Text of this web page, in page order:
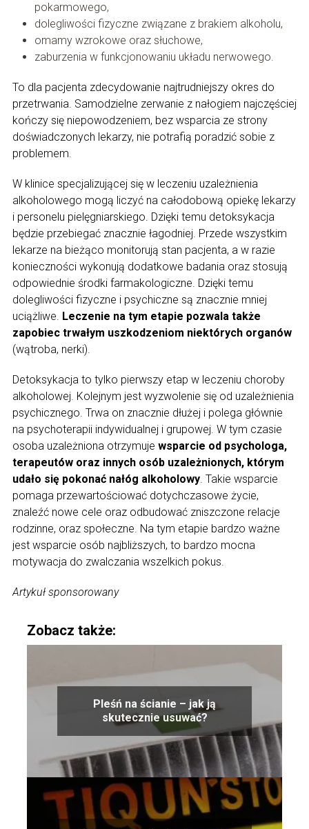
pokarmowego,
dolegliwości fizyczne związane z brakiem alkoholu,
omamy wzrokowe oraz słuchowe,
zaburzenia w funkcjonowaniu układu nerwowego.
To dla pacjenta zdecydowanie najtrudniejszy okres do
przetrwania. Samodzielne zerwanie z nałogiem najczęściej
kończy się niepowodzeniem, bez wsparcia ze strony
doświadczonych lekarzy, nie potrafią poradzić sobie z
problemem.
W klinice specjalizującej się w leczeniu uzależnienia
alkoholowego mogą liczyć na całodobową opiekę lekarzy
i personelu pielęgniarskiego. Dzięki temu detoksykacja
będzie przebiegać znacznie łagodniej. Przede wszystkim
lekarze na bieżąco monitorują stan pacjenta, a w razie
konieczności wykonują dodatkowe badania oraz stosują
odpowiednie środki farmakologiczne. Dzięki temu
dolegliwości fizyczne i psychiczne są znacznie mniej
uciążliwe. Leczenie na tym etapie pozwala także
zapobiec trwałym uszkodzeniom niektórych organów
(wątroba, nerki).
Detoksykacja to tylko pierwszy etap w leczeniu choroby
alkoholowej. Kolejnym jest wyzwolenie się od uzależnienia
psychicznego. Trwa on znacznie dłużej i polega głównie
na psychoterapii indywidualnej i grupowej. W tym czasie
osoba uzależniona otrzymuje wsparcie od psychologa,
terapeutów oraz innych osób uzależnionych, którym
udało się pokonać nałóg alkoholowy. Takie wsparcie
pomaga przewartościować dotychczasowe życie,
znaleźć nowe cele oraz odbudować zniszczone relacje
rodzinne, oraz społeczne. Na tym etapie bardzo ważne
jest wsparcie osób najbliższych, to bardzo mocna
motywacja do zwalczania wszelkich pokus.
Artykuł sponsorowany
Zobacz także:
Pleśń na ścianie – jak ją
skutecznie usuwać?